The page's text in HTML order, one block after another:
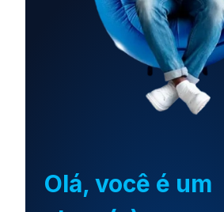
Olá, você é um